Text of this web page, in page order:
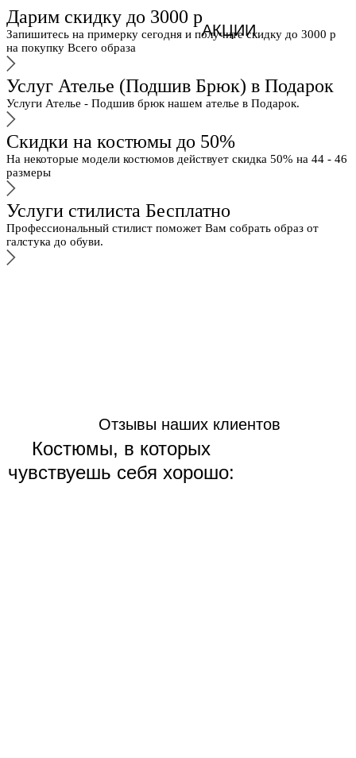
АКЦИИ
Дарим скидку до 3000 р
Запишитесь на примерку сегодня и получите скидку до 3000 р
на покупку Всего образа
Услуг Ателье (Подшив Брюк) в Подарок
Услуги Ателье - Подшив брюк нашем ателье в Подарок.
Скидки на костюмы до 50%
На некоторые модели костюмов действует скидка 50% на 44 - 46
размеры
Услуги стилиста Бесплатно
Профессиональный стилист поможет Вам собрать образ от
галстука до обуви.
Отзывы наших клиентов
Костюмы, в которых
чувствуешь себя хорошо: